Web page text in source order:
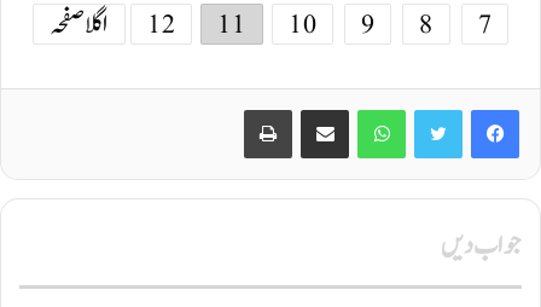
7
8
9
10
11
12 اگلا صفحہ
Facebook
Twitter
WhatsApp
Share via Email
Print
جواب دیں